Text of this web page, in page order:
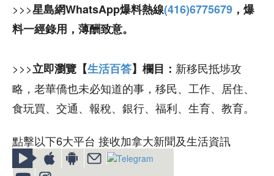
>>>星島網WhatsApp爆料熱線(416)6775679 ，爆
料一經錄用，薄酬致意。
>>>立即瀏覽【生活百答】欄目： 新移民抵埗攻
略，老華僑也未必知道的事，移民、工作、居住、
食玩買、交通、報稅、銀行、福利、生育、教育。
點擊以下6大平台 接收加拿大新聞及生活資訊